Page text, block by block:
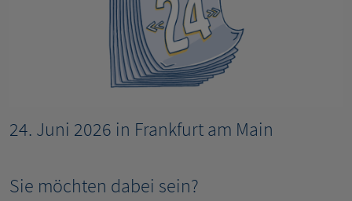
24. Juni 2026 in Frankfurt am Main
Sie möchten dabei sein?